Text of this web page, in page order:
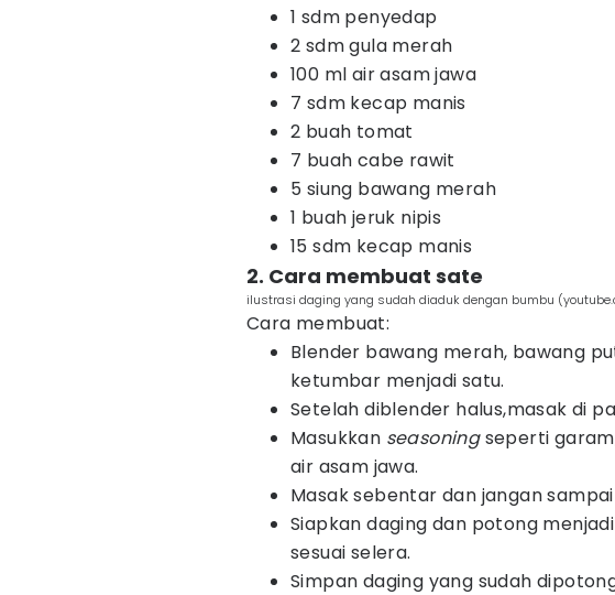
1 sdm penyedap
2 sdm gula merah
100 ml air asam jawa
7 sdm kecap manis
2 buah tomat
7 buah cabe rawit
5 siung bawang merah
1 buah jeruk nipis
15 sdm kecap manis
2. Cara membuat sate
ilustrasi daging yang sudah diaduk dengan bumbu
Cara membuat:
Blender bawang merah, bawang
ketumbar menjadi satu.
Setelah diblender halus,masak di
Masukkan seasoningseperti
air asam jawa.
Masak sebentar dan jangan
Siapkan daging dan potong
sesuai selera.
Simpan daging yang sudah